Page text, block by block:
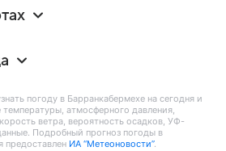
погоду в Барранкабермехе на сегодня и
температуры, атмосферного давления,
ветра, вероятность осадков, УФ-
Подробный прогноз погоды в
предоставлен ИА “Метеоновости”.